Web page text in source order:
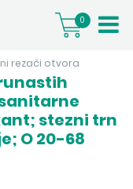
0
rezači otvora
stezni trn
O 20-68